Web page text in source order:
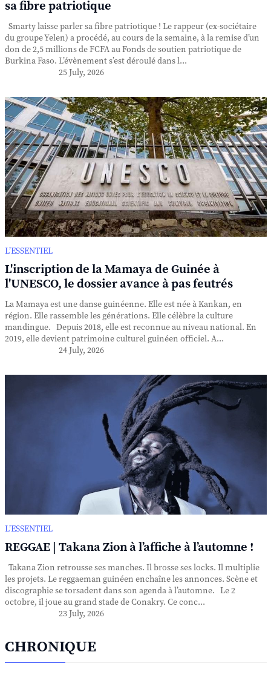
sa fibre patriotique
Smarty laisse parler sa fibre patriotique ! Le rappeur (ex-sociétaire
du groupe Yelen) a procédé, au cours de la semaine, à la remise d’un
don de 2,5 millions de FCFA au Fonds de soutien patriotique de
Burkina Faso. L’évènement s’est déroulé dans l...
25 July, 2026
L’ESSENTIEL
L'inscription de la Mamaya de Guinée à
l'UNESCO, le dossier avance à pas feutrés
La Mamaya est une danse guinéenne. Elle est née à Kankan, en
région. Elle rassemble les générations. Elle célèbre la culture
mandingue. Depuis 2018, elle est reconnue au niveau national. En
2019, elle devient patrimoine culturel guinéen officiel. A...
24 July, 2026
L’ESSENTIEL
REGGAE | Takana Zion à l’affiche à l’automne !
Takana Zion retrousse ses manches. Il brosse ses locks. Il multiplie
les projets. Le reggaeman guinéen enchaîne les annonces. Scène et
discographie se torsadent dans son agenda à l’automne. Le 2
octobre, il joue au grand stade de Conakry. Ce conc...
23 July, 2026
CHRONIQUE